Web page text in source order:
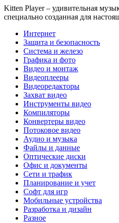
Kitten Player – удивительная
специально созданная для
Интернет
Защита и безопасность
Система и железо
Графика и фото
Видео и монтаж
Видеоплееры
Видеоредакторы
Захват видео
Инструменты видео
Компиляторы
Конвертеры видео
Потоковое видео
Аудио и музыка
Файлы и данные
Оптические диски
Офис и документы
Сети и трафик
Планирование и учет
Софт для игр
Мобильные устройства
Разработка и дизайн
Разное